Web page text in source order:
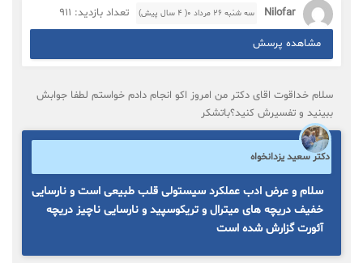
Nilofar سه شنبه ۲۶ مرداد ۰( 4 سال پیش) تعداد بازدید: 911
مشاهده پرسش
سلام خداقوت اقای دکتر من امروز اکو انجام دادم خواستم لطفا جوابش
ببینید و تفسیرش کنید؟باتشکر
دکتر سعید یزدانخواه
سلام و عرض ادب عملکرد سیستولی قلب طبیعی است و نارسایی
خفیف دریچه های میترال و تریکوسپید و نارسایی ناچیز دریچه
آئورت گزارش شده است